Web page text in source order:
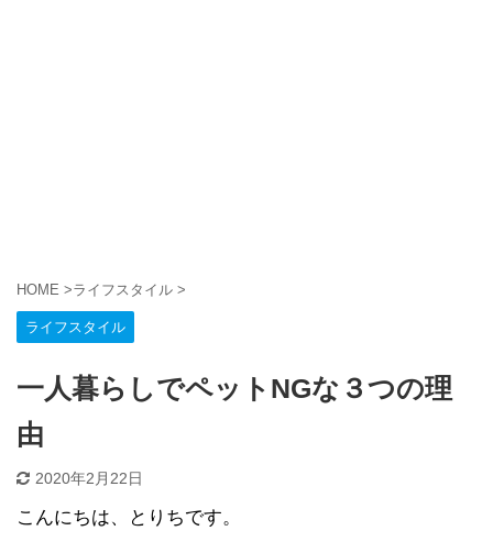
HOME >ライフスタイル >
ライフスタイル
一人暮らしでペットNGな３つの理
由
2020年2月22日
こんにちは、とりちです。